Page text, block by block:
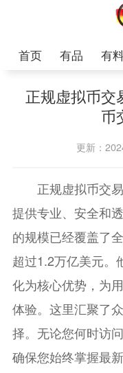
首页 有品 有
正规虚拟币交
币
更新：
正规虚拟币交易
提供专业、安全和
的规模已经覆盖了
超过1.2万亿美元。
化为核心优势，为
体验。这里汇聚了
择。无论您何时访
确保您始终掌握最新